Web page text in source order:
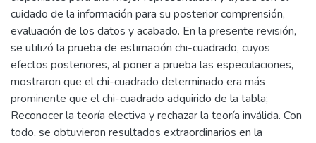
cuidado de la información para su posterior comprensión,
evaluación de los datos y acabado. En la presente revisión,
se utilizó la prueba de estimación chi-cuadrado, cuyos
efectos posteriores, al poner a prueba las especulaciones,
mostraron que el chi-cuadrado determinado era más
prominente que el chi-cuadrado adquirido de la tabla;
Reconocer la teoría electiva y rechazar la teoría inválida. Con
todo, se obtuvieron resultados extraordinarios en la